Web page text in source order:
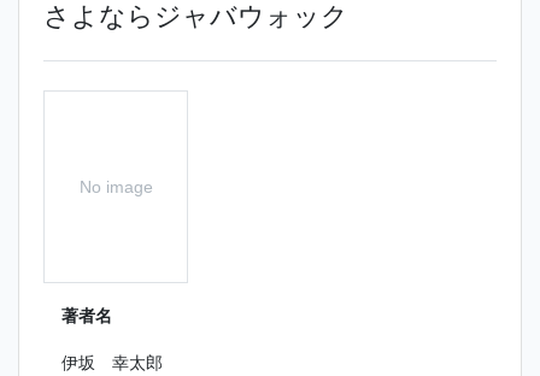
さよならジャバウォック
No image
著者名
伊坂 幸太郎